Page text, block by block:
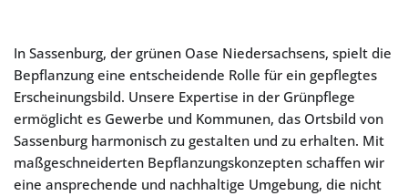
In Sassenburg, der grünen Oase Niedersachsens, spielt die
Bepflanzung eine entscheidende Rolle für ein gepflegtes
Erscheinungsbild. Unsere Expertise in der Grünpflege
ermöglicht es Gewerbe und Kommunen, das Ortsbild von
Sassenburg harmonisch zu gestalten und zu erhalten. Mit
maßgeschneiderten Bepflanzungskonzepten schaffen wir
eine ansprechende und nachhaltige Umgebung, die nicht